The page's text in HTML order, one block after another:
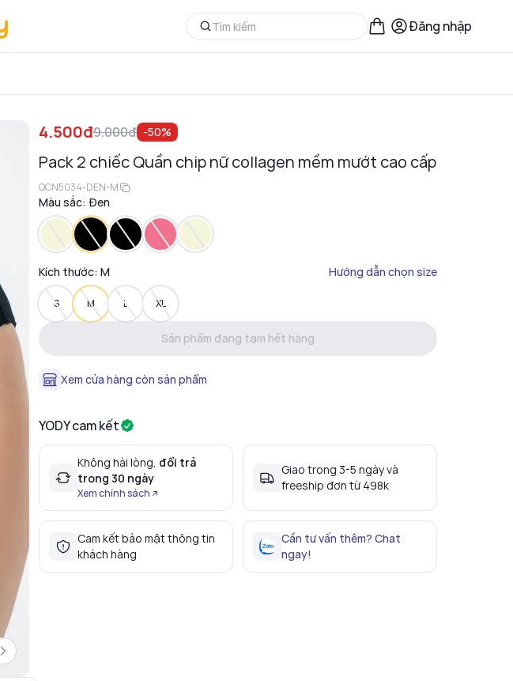
Đăng nhập
4.500đ9.000đ -50%
Pack 2 chiếc Quần chip nữ collagen mềm mướt cao cấp
QCN5034-DEN-M
Màu sắc: Đen
Kích thước: M Hướng dẫn chọn size
S M L XL
Sản phẩm đang tạm hết hàng
Xem cửa hàng còn sản phẩm
YODY cam kết
Không hài lòng, đổi trả
trong 30 ngày
Xem chính sách
Giao trong 3-5 ngày và
freeship đơn từ 498k
Cam kết bảo mật thông tin
khách hàng
Cần tư vấn thêm? Chat
ngay!